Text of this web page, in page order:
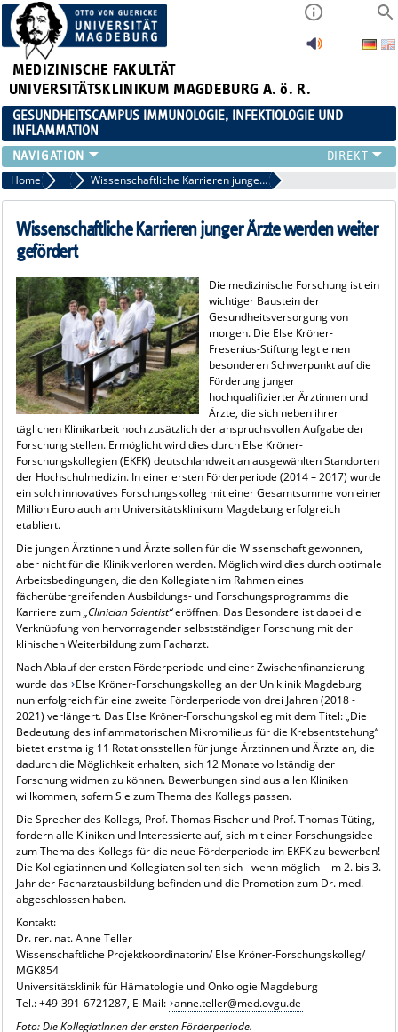
MEDIZINISCHE FAKULTÄT
UNIVERSITÄTSKLINIKUM MAGDEBURG A. ö. R.
GESUNDHEITSCAMPUS IMMUNOLOGIE, INFEKTIOLOGIE UND
INFLAMMATION
ÜBER UNS
MITGLIEDER
PAPER D. JAHRES
AKTUELLES
VERANSTALTUNGEN
LINKS
KONTAKT
Home 2018 Wissenschaftliche Karrieren junger Ärzte werden weiter gefördert
Wissenschaftliche Karrieren junger Ärzte werden weiter
gefördert
Die medizinische Forschung ist ein
wichtiger Baustein der
Gesundheitsversorgung von
morgen. Die Else Kröner-
Fresenius-Stiftung legt einen
besonderen Schwerpunkt auf die
Förderung junger
hochqualifizierter Ärztinnen und
Ärzte, die sich neben ihrer
täglichen Klinikarbeit noch zusätzlich der anspruchsvollen Aufgabe der
Forschung stellen. Ermöglicht wird dies durch Else Kröner-
Forschungskollegien (EKFK) deutschlandweit an ausgewählten Standorten
der Hochschulmedizin. In einer ersten Förderperiode (2014 – 2017) wurde
ein solch innovatives Forschungskolleg mit einer Gesamtsumme von einer
Million Euroauch am Universitätsklinikum Magdeburg erfolgreich
etabliert.
Die jungen Ärztinnen und Ärzte sollen für die Wissenschaft gewonnen,
aber nicht für die Klinik verloren werden. Möglich wird dies durch optimale
Arbeitsbedingungen, die den Kollegiaten im Rahmen eines
fächerübergreifenden Ausbildungs- und Forschungsprogramms die
Karriere zum„Clinician Scientist“eröffnen. Das Besondere ist dabei die
Verknüpfung von hervorragender selbstständiger Forschung mit der
klinischen Weiterbildung zum Facharzt.
Nach Ablauf der ersten Förderperiode und einer Zwischenfinanzierung
wurde das Else Kröner-Forschungskolleg an der Uniklinik Magdeburg
nun erfolgreich für eine zweite Förderperiode von drei Jahren (2018 -
2021) verlängert. Das Else Kröner-Forschungskolleg mit dem Titel: „Die
Bedeutung des inflammatorischen Mikromilieus für die Krebsentstehung“
bietet erstmalig 11 Rotationsstellen für junge Ärztinnen und Ärzte an, die
dadurch die Möglichkeit erhalten, sich 12 Monate vollständig der
Forschung widmen zu können. Bewerbungen sind aus allen Kliniken
willkommen, sofern Sie zum Thema des Kollegs passen.
Die Sprecher des Kollegs, Prof. Thomas Fischer und Prof. Thomas Tüting,
fordern alle Kliniken und Interessierte auf, sich mit einer Forschungsidee
zum Thema des Kollegs für die neue Förderperiode im EKFK zu bewerben!
Die Kollegiatinnen und Kollegiaten sollten sich - wenn möglich - im 2. bis 3.
Jahr der Facharztausbildung befinden und die Promotion zum Dr. med.
abgeschlossen haben.
Kontakt:
Dr. rer. nat. Anne Teller
Wissenschaftliche Projektkoordinatorin/ Else Kröner-Forschungskolleg/
MGK854
Universitätsklinik für Hämatologie und Onkologie Magdeburg
Tel.: +49-391-6721287, E-Mail: anne.teller@med.ovgu.de
Foto: Die KollegiatInnen der ersten Förderperiode.